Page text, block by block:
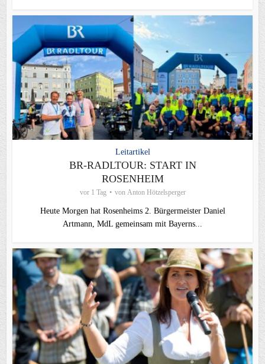
Leitartikel
BR-RADLTOUR: START IN
ROSENHEIM
vor 1 Tag von Anton Hötzelsperger
Heute Morgen hat Rosenheims 2. Bürgermeister Daniel
Artmann, MdL gemeinsam mit Bayerns...